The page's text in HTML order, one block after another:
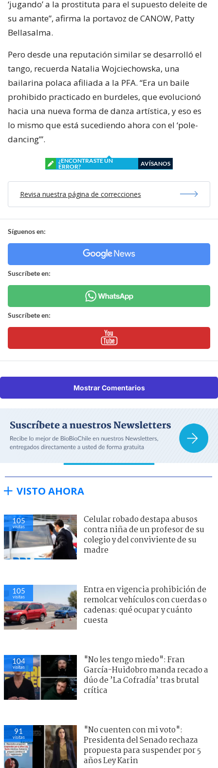
‘jugando’ a la prostituta para el supuesto deleite de
su amante”, afirma la portavoz de CANOW, Patty
Bellasalma.
Pero desde una reputación similar se desarrolló el
tango, recuerda Natalia Wojciechowska, una
bailarina polaca afiliada a la PFA. “Era un baile
prohibido practicado en burdeles, que evolucionó
hacia una nueva forma de danza artística, y eso es
lo mismo que está sucediendo ahora con el ‘pole-
dancing’”.
¿ENCONTRASTE UN
ERROR?
AVÍSANOS
Revisa nuestra página de correcciones
Síguenos en:
Suscríbete en:
Suscríbete en:
Mostrar Comentarios
VISTO AHORA
105
visitas
Celular robado destapa abusos
contra niña de un profesor de su
colegio y del conviviente de su
madre
105
visitas
Entra en vigencia prohibición de
remolcar vehículos con cuerdas o
cadenas: qué ocupar y cuánto
cuesta
104
visitas
"No les tengo miedo": Fran
García-Huidobro manda recado a
dúo de ’La Cofradía’ tras brutal
crítica
91
visitas
"No cuenten con mi voto":
Presidenta del Senado rechaza
propuesta para suspender por 5
años Ley Karin